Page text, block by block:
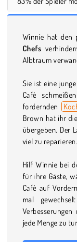
Winnie hat den
Chefs
Albtraum
Sie ist eine
Café
fordernden
Brown hat ihr
übergeben. Der
viel zu reparieren.
Hilf Winnie bei
für ihre Gäste,
Café auf
mal
jede Menge zu